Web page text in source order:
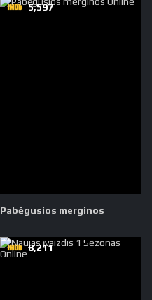
Pabėgusios merginos
5,597
8,211